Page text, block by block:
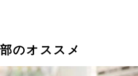
のオススメ